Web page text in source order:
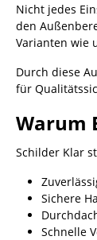
Nicht jedes
den
Varianten wie
Durch diese
für
Warum
Schilder Klar
Sichere
Schnelle